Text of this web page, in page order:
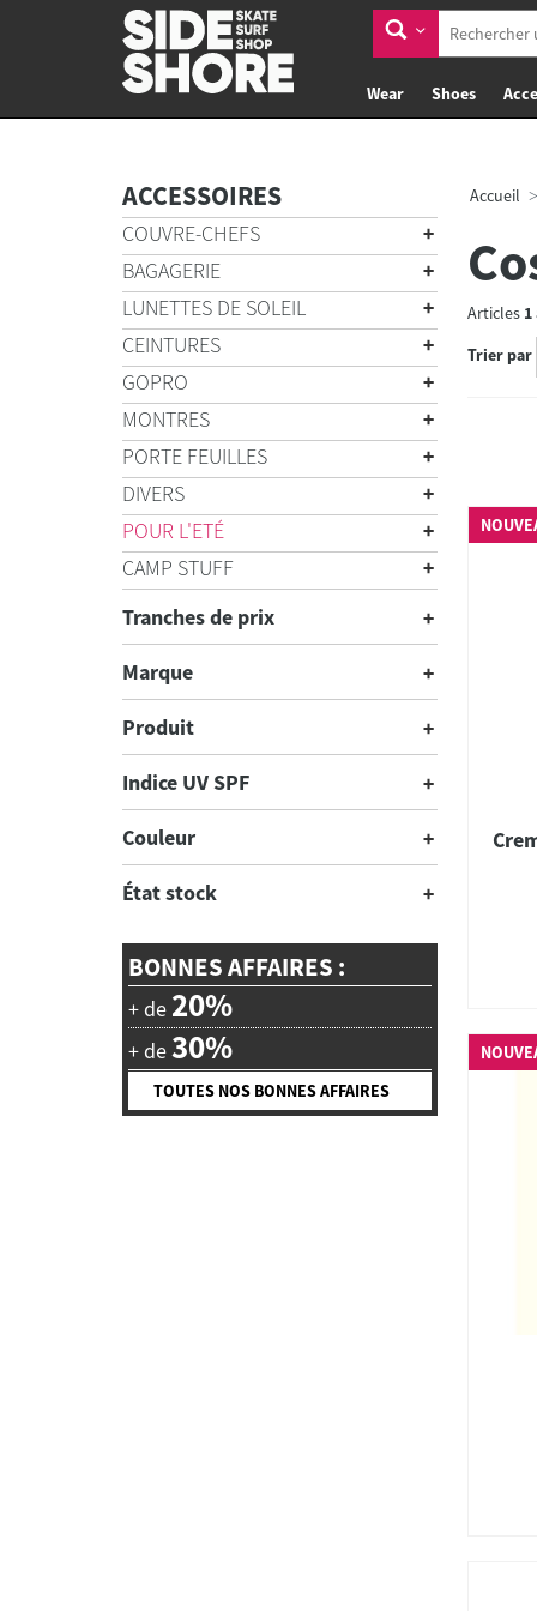
Wear Shoes
ACCESSOIRES
COUVRE-CHEFS
BAGAGERIE
LUNETTES DE SOLEIL
CEINTURES
GOPRO
MONTRES
PORTE FEUILLES
DIVERS
POUR L'ETÉ
CAMP STUFF
Tranches de prix
Marque
Produit
Indice UV SPF
Couleur
État stock
BONNES AFFAIRES :
+ de 20%
+ de30%
TOUTES NOS BONNES AFFAIRES
Accueil
Articles 1
Trier par